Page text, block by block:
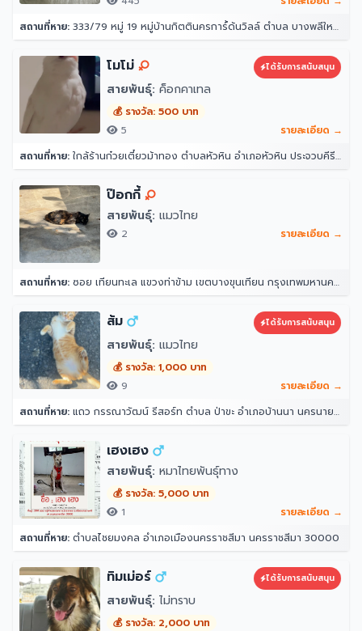
สถานที่หาย: 333/79 หมู่ 19 หมู่บ้านกิตตินครการ์้ด้นวิลล์ ตำบล บางพลีใหญ่ อำเภอบางพลี สมุทรปราการ 10540
โมโม่ ได้รับการสนับสนุน
สายพันธุ์: ค็อกคาเทล
💰 รางวัล: 500 บาท
5
รายละเอียด →
สถานที่หาย: ใกล้ร้านก๋วยเตี๋ยวม้าทอง ตำบลหัวหิน อำเภอหัวหิน ประจวบคีรีขันธ์ 77110
ป๊อกกี้
สายพันธุ์: แมวไทย
2 รายละเอียด →
สถานที่หาย: ซอย เทียนทะเล แขวงท่าข้าม เขตบางขุนเทียน กรุงเทพมหานคร 10150
ส้ม ได้รับการสนับสนุน
สายพันธุ์: แมวไทย
💰 รางวัล: 1,000 บาท
9
รายละเอียด →
สถานที่หาย: แถว กรรณาวัฒน์ รีสอร์ท ตำบล ป่าขะ อำเภอบ้านนา นครนายก 26110
เฮงเฮง
สายพันธุ์: หมาไทยพันธุ์ทาง
💰 รางวัล: 5,000 บาท
1
รายละเอียด →
สถานที่หาย: ตำบลไชยมงคล อำเภอเมืองนครราชสีมา นครราชสีมา 30000
ทิมเม่อร์ ได้รับการสนับสนุน
สายพันธุ์: ไม่ทราบ
💰 รางวัล: 2,000 บาท